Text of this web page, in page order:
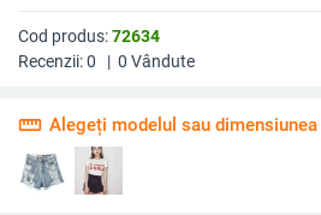
Cod produs:72634
Recenzii:0 | 0 Vândute
straighten Alegeți modelul sau